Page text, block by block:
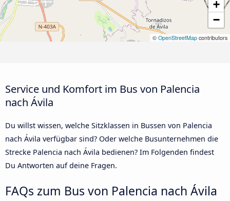
+
−
© OpenStreetMap contributors
Service und Komfort im Bus von Palencia
nach Ávila‎
Du willst wissen, welche Sitzklassen in Bussen von Palencia
nach Ávila‎ verfügbar sind? Oder welche Busunternehmen die
Strecke Palencia nach Ávila‎ bedienen? Im Folgenden findest
Du Antworten auf deine Fragen.
FAQs zum Bus von Palencia nach Ávila‎